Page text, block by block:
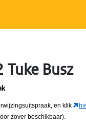
Tuke Busz
en klik
zover beschikbaar).